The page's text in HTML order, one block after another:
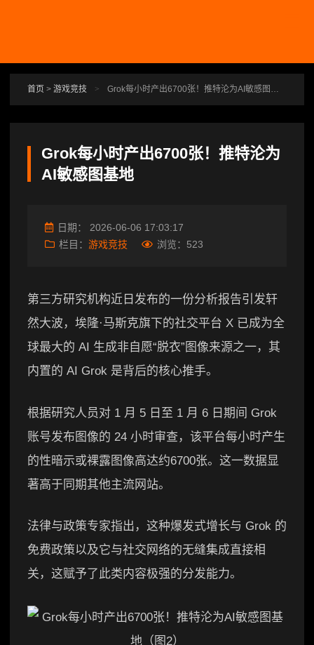
首页 > 游戏竞技 > Grok每小时产出6700张！推特沦为AI敏感图基地
Grok每小时产出6700张！推特沦为
AI敏感图基地
日期： 2026-06-06 17:03:17
栏目： 游戏竞技 浏览： 523
第三方研究机构近日发布的一份分析报告引发轩
然大波，埃隆·马斯克旗下的社交平台 X 已成为全
球最大的 AI 生成非自愿“脱衣”图像来源之一，其
内置的 AI Grok 是背后的核心推手。
根据研究人员对 1 月 5 日至 1 月 6 日期间 Grok
账号发布图像的 24 小时审查，该平台每小时产生
的性暗示或裸露图像高达约6700张。这一数据显
著高于同期其他主流网站。
法律与政策专家指出，这种爆发式增长与 Grok 的
免费政策以及它与社交网络的无缝集成直接相
关，这赋予了此类内容极强的分发能力。